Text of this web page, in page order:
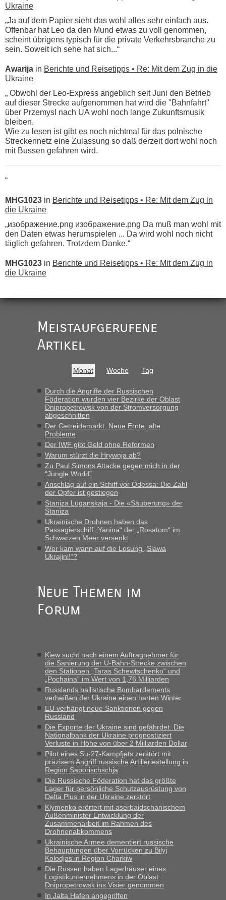
Ukraine
„Ja auf dem Papier sieht das wohl alles sehr einfach aus.
Offenbar hat Leo da den Mund etwas zu voll genommen,
scheint übrigens typisch für die private Verkehrsbranche zu
sein. Soweit ich sehe hat sich...“
Awarija in Berichte und Reisetipps • Re: Mit dem Zug in die
Ukraine
„ Obwohl der Leo-Express angeblich seit Juni den Betrieb
auf dieser Strecke aufgenommen hat wird die "Bahnfahrt"
über Przemysl nach UA wohl noch lange Zukunftsmusik
bleiben.
Wie zu lesen ist gibt es noch nichtmal für das polnische
Streckennetz eine Zulassung so daß derzeit dort wohl noch
mit Bussen gefahren wird.
“
MHG1023 in Berichte und Reisetipps • Re: Mit dem Zug in
die Ukraine
„изображение.png изображение.png Da muß man wohl mit
den Daten etwas herumspielen ... Da wird wohl noch nicht
täglich gefahren. Trotzdem Danke.“
MHG1023 in Berichte und Reisetipps • Re: Mit dem Zug in
die Ukraine
Ist korrekt, aber ich finde man hätte trotzdem im Text gleich
darauf hinweisen können.
War aber nicht "böse" gemeint ...
buchbar - warum auch immer ...
Hab´s versucht - bekomme aber immer angezeigt "auf dieser
Strecke fahren wir nicht"
inBerichte und Reisetipps • Re: Mit dem Zug in
die Ukraine
„Man sollte aber explizit dazu schreiben, daß es ein Zug von
LeoExpress ist - und nur auf deren Webseite kann man die
Fahrkarten kaufen. Zumindest ist es die erste Umsteigefreie
Verbindung von Deutschland...“
Recht, Visa und Dokumente • Re: Deklaration
gebrauchter Kleidung beim Zoll
„Vielen Dank, mit einem Briefchen meiner Frau im Gepäck
gab es keine Probleme“
fast 11 Milliarden aufgedeckt
„Am besten wäre natürlich, wenn die Frau mit dabei ist.
Alleinreisende Männer stehen schließlich immer unter
Milliarden aufgedeckt
„Kein Zoll. Du musst an sich nur sagen dass das privat ist
und du nicht damit handeln willst. So lange das nicht
Originalverpackt ist und ersichlich das nicht neu sollte es
keine Probleme geben“
Recht, Visa und Dokumente • Deklaration
gebrauchter Kleidung beim Zoll
„Hallo Leute, ich weiß nicht, ob ich hier richtig bin mit meiner
Anfrage. Ich möchte 4 Umzugskartons mit gebrauchter
Straßen Kleidung bei der Einreise in die Ukraine
mitnehmen. Es ist gebrauchte Kleidung...“
Berichte und Reisetipps • Re: An welchem
Grenzübergang zwischen Polen und der Ukraine geht es am
schnellsten?
„Wir sind mit unserem Wohnmobil, wie geplant am Montag
15.6. in Krakovets rüber. Sehr zeitig los gegen 5 Uhr in der
Früh. Mit sehr sehr wenig Verkehr, super bis zur Grenze. Nur
8 PKW vor der Schranke....“
Berichte und Reisetipps • Re: An welchem
Grenzübergang zwischen Polen und der Ukraine geht es am
schnellsten?
Meistaufgerufene
Artikel
Monat Woche Tag
Durch die Angriffe der Russischen
Föderation wurden vier Bezirke der Oblast
Dnipropetrowsk von der Stromversorgung
abgeschnitten
Der Getreidemarkt: Neue Ernte, alte
Probleme
Der IWF gibt Geld ohne Reformen
Warum stürzt die Hrywnja ab?
Zu Paul Simons Attacke gegen mich in der
“Jungle World”
Anschlag auf ein Schiff vor Odessa: Die Zahl
der Opfer ist gestiegen
Staniza Luganskaja - Die «Säuberung» der
Staniza
Ukrainische Drohnen haben das
Passagierschiff „Yanina“ der „Rosatom“ im
Schwarzen Meer versenkt
Wer kam wann auf die Losung „Slawa
Ukrajini!“?
Neue Themen im
Forum
Kiew sucht nach einem Auftragnehmer für
die Sanierung der U-Bahn-Strecke zwischen
den Stationen „Taras Schewtschenko“ und
„Pochaina“ im Wert von 1,76 Milliarden
Russlands ballistische Bombardements
verheißen der Ukraine einen harten Winter
EU verhängt neue Sanktionen gegen
Russland
Die Exporte der Ukraine sind gefährdet: Die
Nationalbank der Ukraine prognostiziert
Verluste in Höhe von über 2 Milliarden Dollar
Pilot eines Su-27-Kampfjets zerstört mit
präzisem Angriff russische Artilleriestellung in
Region Saporischschja
Die Russische Föderation hat das größte
Lager für persönliche Schutzausrüstung von
Delta Plus in der Ukraine zerstört
Klymenko erörtert mit aserbaidschanischem
Außenminister Entwicklung der
Zusammenarbeit im Rahmen des
Drohnenabkommens
Ukrainische Armee dementiert russische
Behauptungen über Vorrücken zu Bilyj
Kolodjas in Region Charkiw
Die Russen haben Lagerhäuser eines
Logistikunternehmens in der Oblast
Dnipropetrowsk ins Visier genommen
In Jalta Hafen angegriffen